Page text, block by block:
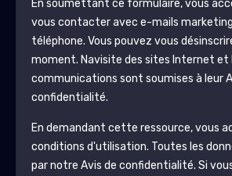
En soumettant ce formulaire, vous
vous contacter avec e-mails
téléphone. Vous pouvez vous
moment. Navisite des sites Internet et
communications sont soumises à leur
confidentialité.
En demandant cette ressource, vous
conditions d'utilisation. Toutes les
par notre Avis de confidentialité. Si